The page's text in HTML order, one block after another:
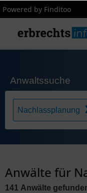
Powered by Finditoo
Anwaltssuche
Nachlassplanung
Anwälte für
141 Anwälte